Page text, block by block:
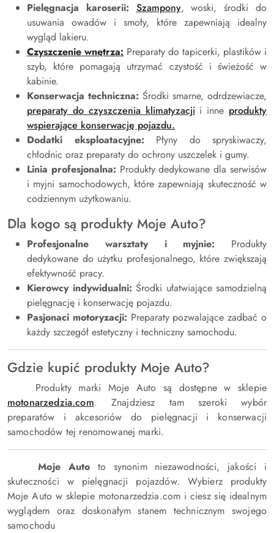
Pielęgnacja karoserii: Szampony, woski, środki do
usuwania owadów i smoły, które zapewniają idealny
wygląd lakieru.
Czyszczenie wnętrza: Preparaty do tapicerki, plastików i
szyb, które pomagają utrzymać czystość i świeżość w
kabinie.
Konserwacja techniczna: Środki smarne, odrdzewiacze,
preparaty do czyszczenia klimatyzacjii inne produkty
wspierające konserwację pojazdu.
Dodatki eksploatacyjne: Płyny do spryskiwaczy,
chłodnic oraz preparaty do ochrony uszczelek i gumy.
Linia profesjonalna: Produkty dedykowane dla serwisów
i myjni samochodowych, które zapewniają skuteczność w
codziennym użytkowaniu.
Dla kogo są produkty Moje Auto?
Profesjonalne warsztaty i myjnie: Produkty
dedykowane do użytku profesjonalnego, które zwiększają
efektywność pracy.
Kierowcy indywidualni: Środki ułatwiające samodzielną
pielęgnację i konserwację pojazdu.
Pasjonaci motoryzacji: Preparaty pozwalające zadbać o
każdy szczegół estetyczny i techniczny samochodu.
Gdzie kupić produkty Moje Auto?
Produkty marki Moje Auto są dostępne w sklepie
motonarzedzia.com. Znajdziesz tam szeroki wybór
preparatów i akcesoriów do pielęgnacji i konserwacji
samochodów tej renomowanej marki.
Moje Auto to synonim niezawodności, jakości i
skuteczności w pielęgnacji pojazdów. Wybierz produkty
Moje Auto w sklepie motonarzedzia.com i ciesz się idealnym
wyglądem oraz doskonałym stanem technicznym swojego
samochodu